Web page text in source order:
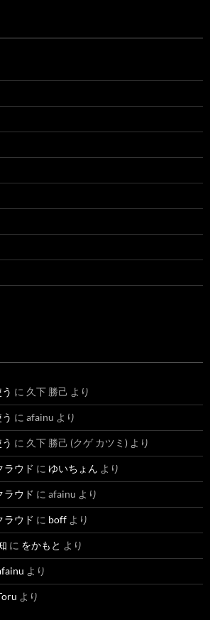
に 久下 勝己 より
に afainu より
に 久下 勝己 (クゲ カツミ) より
ラウド に ゆいちょん より
ラウド に afainu より
ラウド に boff より
に をかもと より
より
より